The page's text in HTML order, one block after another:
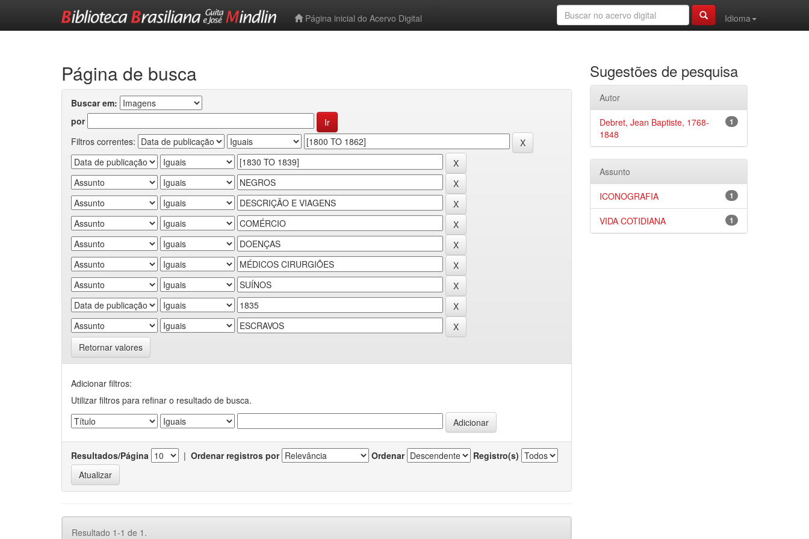
Página inicial do Acervo Digital
Idioma
Página de busca
Buscar em:
por
Filtros correntes:
Retornar valores
Adicionar filtros:
Utilizar filtros para refinar o resultado de busca.
Resultados/Página | Ordenar registros por Ordenar Registro(s)
Resultado 1-1 de 1.
Sugestões de pesquisa
Autor
1
Debret, Jean Baptiste, 1768-
1848
Assunto
1
ICONOGRAFIA
1
VIDA COTIDIANA